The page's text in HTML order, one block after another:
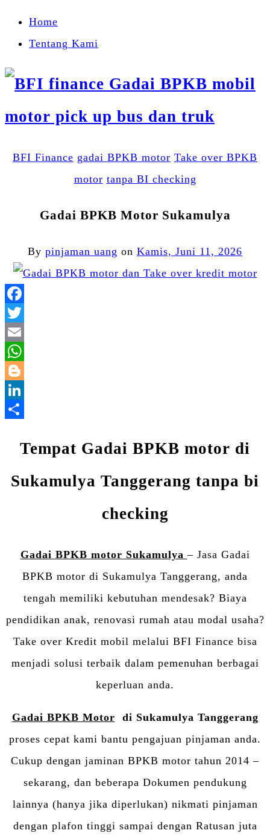
Home
Tentang Kami
BFI Finance gadai BPKB motor Take over BPKB
motor tanpa BI checking
Gadai BPKB Motor Sukamulya
By pinjaman uang on Kamis, Juni 11, 2026
Tempat Gadai BPKB motor di
Sukamulya Tanggerang tanpa bi
checking
Gadai BPKB motor Sukamulya– Jasa Gadai
BPKB motor di Sukamulya Tanggerang, anda
tengah memiliki kebutuhan mendesak? Biaya
pendidikan anak, renovasi rumah atau modal usaha?
Take over Kredit mobil melalui BFI Finance bisa
menjadi solusi terbaik dalam pemenuhan berbagai
keperluan anda.
Gadai BPKB Motor di Sukamulya Tanggerang
proses cepat kami bantu pengajuan pinjaman anda.
Cukup dengan jaminan BPKB motor tahun 2014 –
sekarang, dan beberapa Dokumen pendukung
lainnya (hanya jika diperlukan) nikmati pinjaman
dengan plafon tinggi sampai dengan Ratusan juta